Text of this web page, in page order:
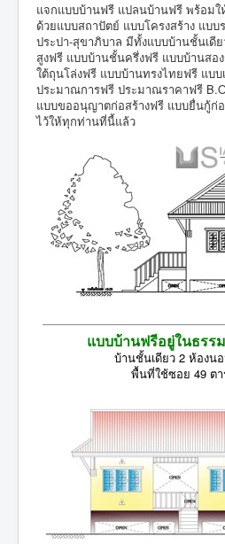
แจกแบบบ้านฟรี แปลนบ้านฟรี พร้อม
ด้วยแบบสถาปัตย์ แบบโครงสร้าง แบ
ประปา-สุขาภิบาล มีทั้งแบบบ้านชั้นเดี
สูงฟรี แบบบ้านชั้นครึ่งฟรี แบบบ้านส
ใต้ถุนโล่งฟรี แบบบ้านทรงไทยฟรี แบ
ประมาณการฟรี ประมาณราคาฟรี
แบบขออนุญาตก่อสร้างฟรี แบบยื่นกู้ก่
ไว้ให้ทุกท่านที่นี้แล้ว
แบบบ้านฟรีอยู่ในธรร
บ้านชั้นเดียว 2 ห้องน
พื้นที่ใช้ซอย 49 ตา